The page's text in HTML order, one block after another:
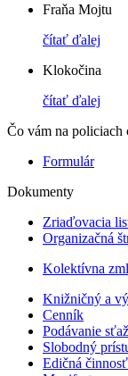
Fraňa Mojtu
čítať ďalej
Klokočina
čítať ďalej
Čo vám na policiach
Formulár
Dokumenty
Zriaďovacia
Organizačná
Kolektívna
Knižničný a
Cenník
Podávanie
Slobodný
Edičná činnosť